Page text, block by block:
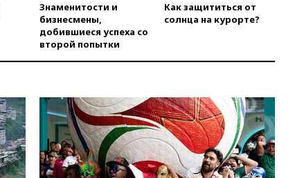
«сценарий гибридной атаки»
09:32
фасад логокомплекса
отражена самая
массированная атака БПЛА
09:16Трамп сообщил об
огромном запасе боеприпасов
в США
Знаменитости и
бизнесмены,
добившиеся успеха со
второй попытки
Как защититься от
солнца на курорте?